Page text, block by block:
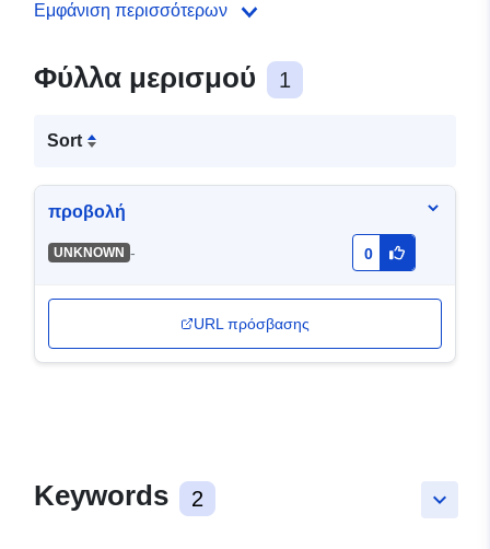
Εμφάνιση περισσότερων
Φύλλα μερισμού 1
Sort
προβολή
UNKNOWN - 0
URL πρόσβασης
keyboard_arrow_down
Keywords 2